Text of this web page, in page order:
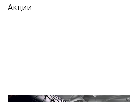
Акции